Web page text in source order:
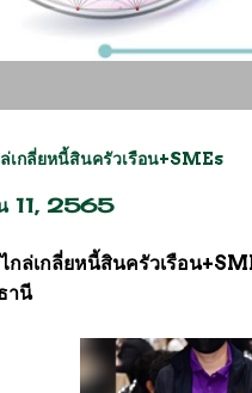
เกลี่ยหนี้สินครัวเรือน+SMEs
11, 2565
กล่เกลี่ยหนี้สินครัวเรือน
านี